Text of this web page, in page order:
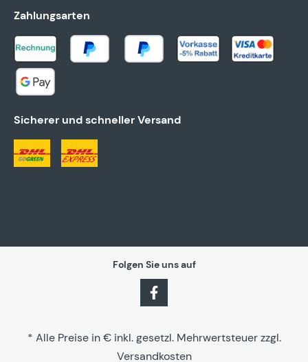
Zahlungsarten
Sicherer und schneller Versand
Folgen Sie uns auf
* Alle Preise in € inkl. gesetzl. Mehrwertsteuer zzgl.
Versandkosten